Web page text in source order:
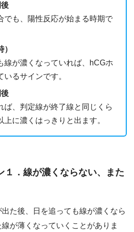
でも、陽性反応が始まる時期で
線が濃くなっていれば、hCGホ
いるサインです。
ば、判定線が終了線と同じくら
上に濃くはっきりと出ます。
１．線が濃くならない、また
た後、日を追っても線が濃くなら
が薄くなっていくことがありま